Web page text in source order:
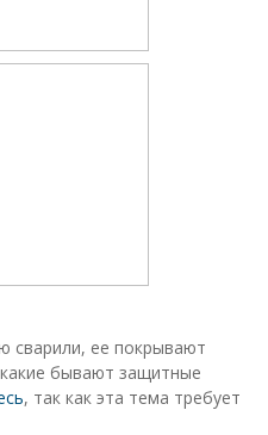
сварили, ее покрывают
бывают защитные
, так как эта тема требует